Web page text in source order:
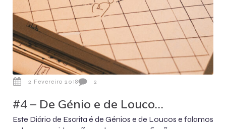
2 Fevereiro 2018 2
#4 – De Génio e de Louco…
Este Diário de Escrita é de Génios e de Loucos e falamos